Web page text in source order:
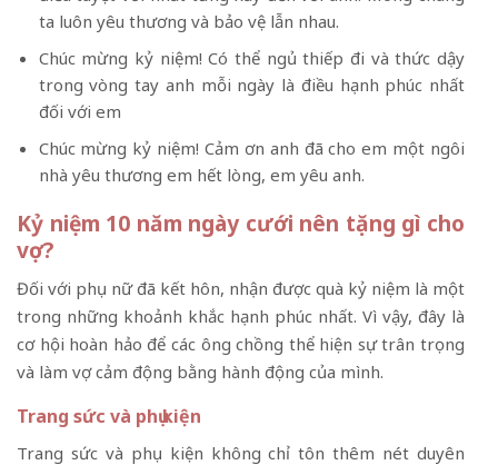
ta luôn yêu thương và bảo vệ lẫn nhau.
Chúc mừng kỷ niệm! Có thể ngủ thiếp đi và thức dậy
trong vòng tay anh mỗi ngày là điều hạnh phúc nhất
đối với em
Chúc mừng kỷ niệm! Cảm ơn anh đã cho em một ngôi
nhà yêu thương em hết lòng, em yêu anh.
Kỷ niệm 10 năm ngày cưới nên tặng gì cho
vợ?
Đối với phụ nữ đã kết hôn, nhận được quà kỷ niệm là một
trong những khoảnh khắc hạnh phúc nhất. Vì vậy, đây là
cơ hội hoàn hảo để các ông chồng thể hiện sự trân trọng
và làm vợ cảm động bằng hành động của mình.
Trang sức và phụ kiện
Trang sức và phụ kiện không chỉ tôn thêm nét duyên